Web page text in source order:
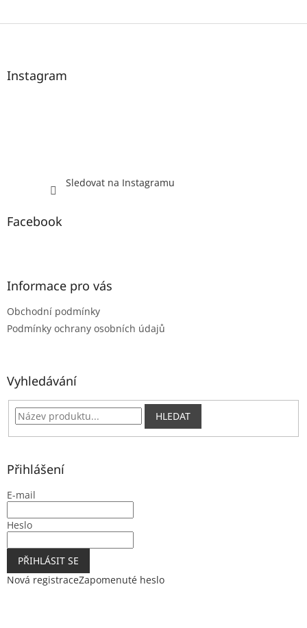
Z
Instagram
Sledovat na Instagramu
Facebook
Informace pro vás
Obchodní podmínky
Podmínky ochrany osobních údajů
Vyhledávání
HLEDAT
Přihlášení
E-mail
Heslo
PŘIHLÁSIT SE
Nová registraceZapomenuté heslo